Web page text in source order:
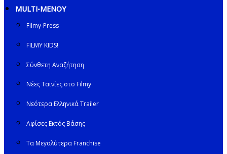
MULTI-ΜΕΝΟΥ
Filmy-Press
FILMY KIDS!
Σύνθετη Αναζήτηση
Νέες Ταινίες στο Filmy
Νεότερα Ελληνικά Trailer
Αφίσες Εκτός Βάσης
Τα Μεγαλύτερα Franchise